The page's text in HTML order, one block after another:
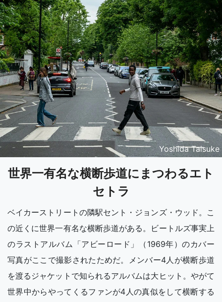
Yoshida Taisuke
世界一有名な横断歩道にまつわるエト
セトラ
ベイカーストリートの隣駅セント・ジョンズ・ウッド。こ
の近くに世界一有名な横断歩道がある。ビートルズ事実上
のラストアルバム「アビーロード」（1969年）のカバー
写真がここで撮影されたためだ。メンバー4人が横断歩道
を渡るジャケットで知られるアルバムは大ヒット。やがて
世界中からやってくるファンが4人の真似をして横断する